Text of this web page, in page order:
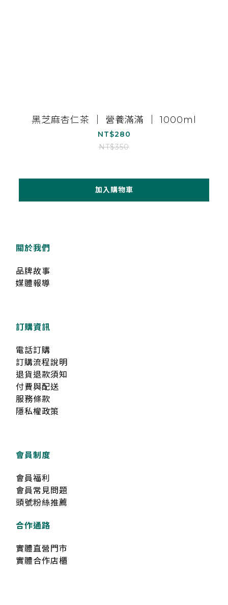
黑芝麻杏仁茶 ｜ 營養滿滿 ｜ 1000ml
NT$280
NT$350
加入購物車
關於我們
品牌故事
媒體報導
訂購資訊
電話訂購
訂購流程說明
退貨退款須知
付費與配送
服務條款
隱私權政策
會員制度
會員福利
會員常見問題
頭號粉絲推薦
合作通路
實體直營門市
實體合作店櫃